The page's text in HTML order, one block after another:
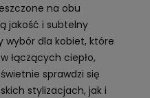
na obu
jakość i subtelny
wybór dla kobiet, które
łączących ciepło,
sprawdzi się
stylizacjach, jak i